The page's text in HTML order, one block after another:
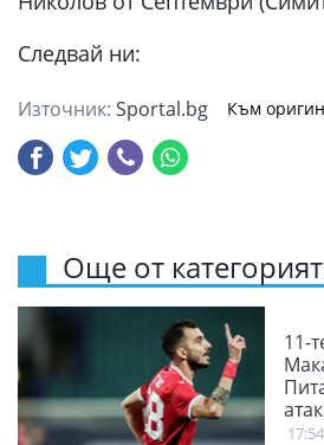
Следвай ни:
Източник: Sportal.bg Към
Още от
11-
17:54